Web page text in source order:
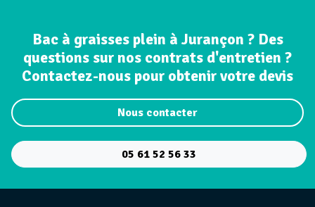
Bac à graisses plein à Jurançon ? Des
questions sur nos contrats d'entretien ?
Contactez-nous pour obtenir votre devis
Nous contacter
05 61 52 56 33